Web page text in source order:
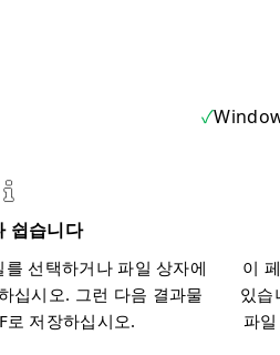
쉽습니다
선택하거나 파일 상자에
십시오. 그런 다음 결과물
로 저장하십시오.
이
있습
파